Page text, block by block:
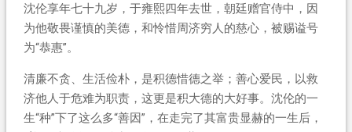
沈伦享年七十九岁，于雍熙四年去世，朝廷赠官侍中，因
为他敬畏谨慎的美德，和怜惜周济穷人的慈心，被赐谥号
为“恭惠”。
清廉不贪、生活俭朴，是积德惜德之举；善心爱民，以救
济他人于危难为职责，这更是积大德的大好事。沈伦的一
生“种”下了这么多“善因”，在走完了其富贵显赫的一生后，